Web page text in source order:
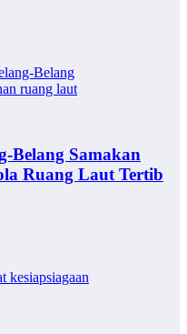
Belang
ruang laut
Belang Samakan
Ruang Laut Tertib
kesiapsiagaan